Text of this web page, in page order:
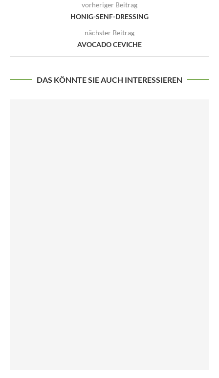
vorheriger Beitrag
HONIG-SENF-DRESSING
nächster Beitrag
AVOCADO CEVICHE
DAS KÖNNTE SIE AUCH INTERESSIEREN